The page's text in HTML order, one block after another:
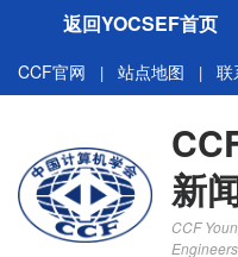
返回YOCSEF首页
CCF官网 | 站点地图 | 联
新
CCF